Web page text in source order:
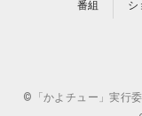
番組 シ
©「かよチュー」実行